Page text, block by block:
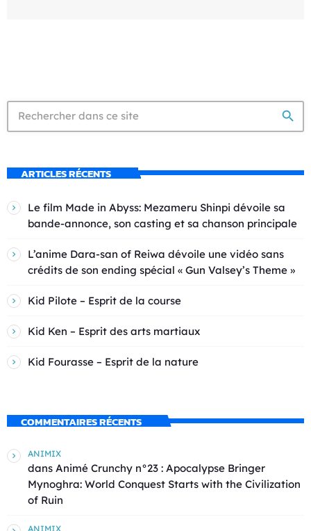
search
ARTICLES RÉCENTS
Le film Made in Abyss: Mezameru Shinpi dévoile sa
bande-annonce, son casting et sa chanson principale
L’anime Dara-san of Reiwa dévoile une vidéo sans
crédits de son ending spécial « Gun Valsey’s Theme »
Kid Pilote – Esprit de la course
Kid Ken – Esprit des arts martiaux
Kid Fourasse – Esprit de la nature
COMMENTAIRES RÉCENTS
ANIMIX
dans Animé Crunchy n°23 : Apocalypse Bringer
Mynoghra: World Conquest Starts with the Civilization
of Ruin
ANIMIX